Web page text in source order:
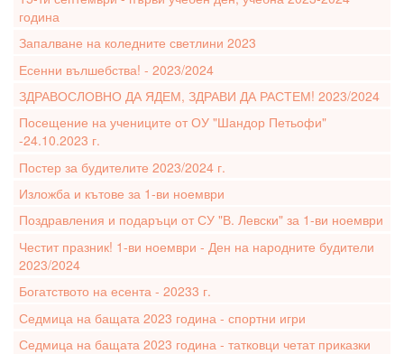
година
Запалване на коледните светлини 2023
Есенни вълшебства! - 2023/2024
ЗДРАВОСЛОВНО ДА ЯДЕМ, ЗДРАВИ ДА РАСТЕМ! 2023/2024
Посещение на учениците от ОУ "Шандор Петьофи"
-24.10.2023 г.
Постер за будителите 2023/2024 г.
Изложба и кътове за 1-ви ноември
Поздравления и подаръци от СУ "В. Левски" за 1-ви ноември
Честит празник! 1-ви ноември - Ден на народните будители
2023/2024
Богатството на есента - 20233 г.
Седмица на бащата 2023 година - спортни игри
Седмица на бащата 2023 година - татковци четат приказки